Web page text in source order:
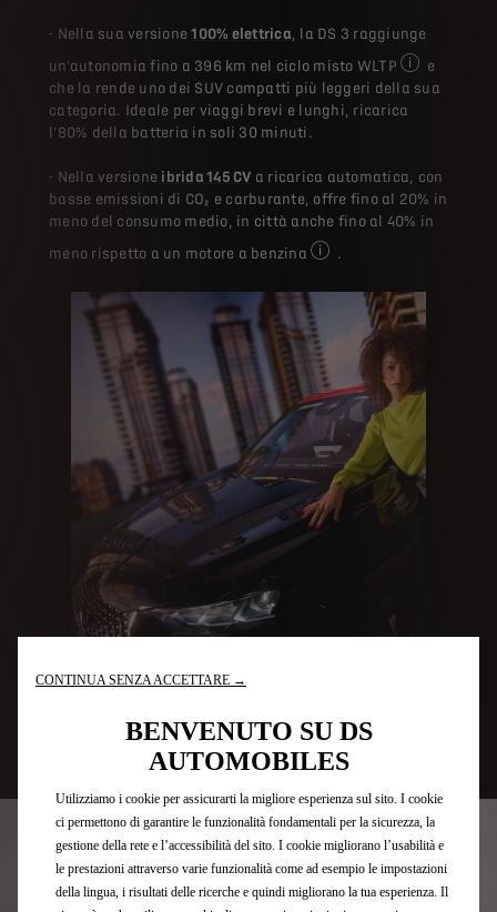
- Nella sua versione100% elettrica, la DS 3 raggiunge
un'autonomia fino a 396 km nel ciclo misto WLTP
In media
e
che la rende uno dei SUV compatti più leggeri della sua
categoria. Ideale per viaggi brevi e lunghi, ricarica
l'80% della batteria in soli 30 minuti.
- Nella versione ibrida 145 CV a ricarica automatica, con
basse emissioni di CO₂ e carburante, offre fino al 20% in
meno del consumo medio, in città anche fino al 40% in
meno rispetto a un motore a benzina
.
TECNOLOGIE
CONTINUA SENZA ACCETTARE →
BENVENUTO SU DS
AUTOMOBILES
Utilizziamo i cookie per assicurarti la migliore esperienza sul sito. I cookie
ci permettono di garantire le funzionalità fondamentali per la sicurezza, la
gestione della rete e l’accessibilità del sito. I cookie migliorano l’usabilità e
le prestazioni attraverso varie funzionalità come ad esempio le impostazioni
della lingua, i risultati delle ricerche e quindi migliorano la tua esperienza. Il